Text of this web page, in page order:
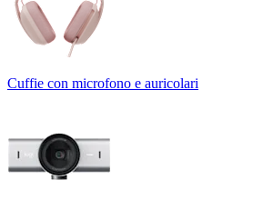
Cuffie con microfono e auricolari